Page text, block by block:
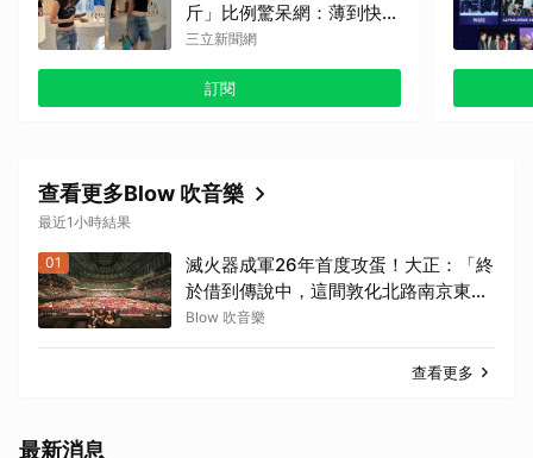
斤」比例驚呆網：薄到快消
失
三立新聞網
訂閱
查看更多Blow 吹音樂
最近1小時結果
01
滅火器成軍26年首度攻蛋！大正：「終
於借到傳說中，這間敦化北路南京東路
的一萬人的Livehouse了！」
Blow 吹音樂
查看更多
最新消息